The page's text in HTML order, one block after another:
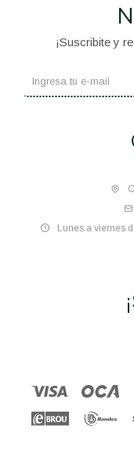
Lunes a viernes
¡Suscribite y